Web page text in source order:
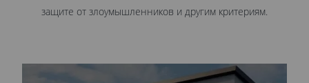
защите от злоумышленников и другим критериям.